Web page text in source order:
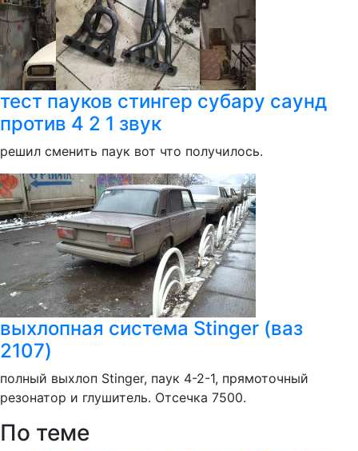
тест пауков стингер субару саунд
против 4 2 1 звук
решил сменить паук вот что получилось.
выхлопная система Stinger (ваз
2107)
полный выхлоп Stinger, паук 4-2-1, прямоточный
резонатор и глушитель. Отсечка 7500.
По теме